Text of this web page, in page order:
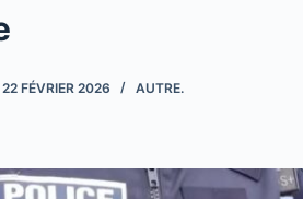
22 FÉVRIER 2026 AUTRE.